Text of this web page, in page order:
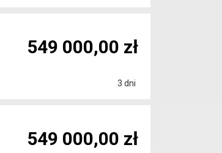
3 dni
549 000,00 zł
549 000,00 zł